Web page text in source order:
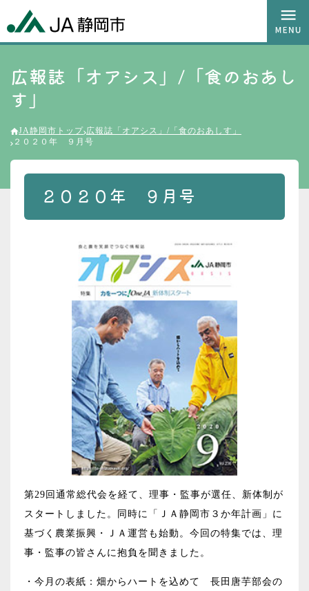
広報誌「オアシス」/「食のおあし
す」
JA静岡市トップ 広報誌「オアシス」/「食のおあしす」
２０２０年 ９月号
２０２０年 ９月号
第29回通常総代会を経て、理事・監事が選任、新体制が
スタートしました。同時に「ＪＡ静岡市３か年計画」に
基づく農業振興・ＪＡ運営も始動。今回の特集では、理
事・監事の皆さんに抱負を聞きました。
・今月の表紙：畑からハートを込めて 長田唐芋部会の